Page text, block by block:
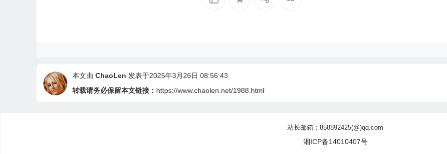
本文由 ChaoLen 发表于2025年3月26日 08:56:43
转载请务必保留本文链接： https://www.chaolen.net/1988.html
站长邮箱：858892425(@)qq.com
湘ICP备14010407号